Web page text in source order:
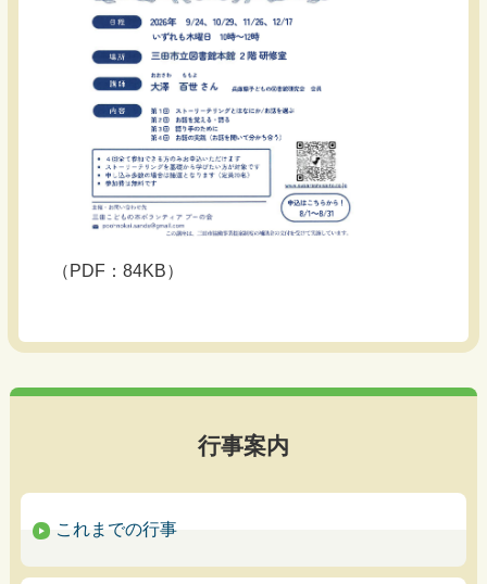
（PDF：84KB）
行事案内
これまでの行事